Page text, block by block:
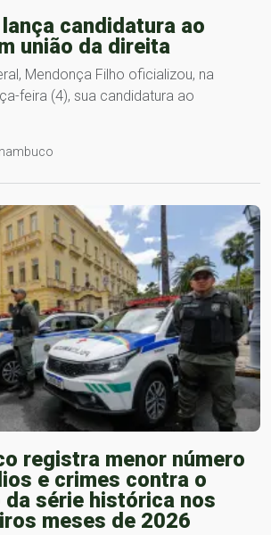
candidatura ao
união da direita
Mendonça Filho oficializou, na
feira (4), sua candidatura ao
registra menor número
e crimes contra o
série histórica nos
meses de 2026